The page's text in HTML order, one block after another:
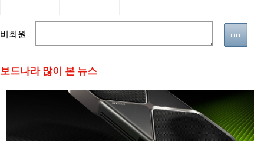
비회원
보드나라 많이 본 뉴스